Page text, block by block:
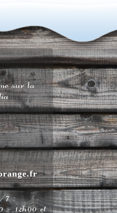
sur la
7 :
- 12h00 et